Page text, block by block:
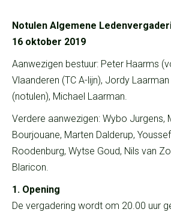
Notulen Algemene
16 oktober 2019
Aanwezigen bestuur: Peter Haarms
Vlaanderen (TC A-lijn), Jordy
(notulen), Michael Laarman.
Verdere aanwezigen: Wybo Jurgens,
Bourjouane, Marten Dalderup,
Roodenburg, Wytse Goud, Nils van
Blaricon.
1. Opening
De vergadering wordt om 20.00 uur